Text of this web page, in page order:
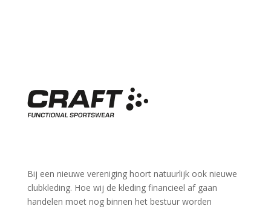
Bij een nieuwe vereniging hoort natuurlijk ook nieuwe
clubkleding. Hoe wij de kleding financieel af gaan
handelen moet nog binnen het bestuur worden